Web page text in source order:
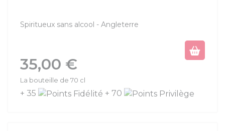
Spiritueux sans alcool Angleterre
Prix
35,00 €
La bouteille de 70 cl
+ 35 + 70